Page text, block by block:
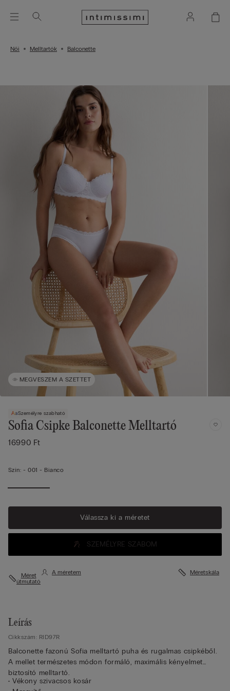
Női Melltartók Balconette
MEGVESZEM A SZETTET
Személyre szabható
Sofia Csipke Balconette Melltartó
16990 Ft
Szín: -001 - Bianco
Válassza ki a méretet
SZEMÉLYRE SZABOM
Méret
útmutató
A méretem Méretskála
Leírás
Cikkszám: RID97R
Balconette fazonú Sofia melltartó puha és rugalmas csipkéből.
A mellet természetes módon formáló, maximális kényelmet
biztosító melltartó.
• Vékony szivacsos kosár